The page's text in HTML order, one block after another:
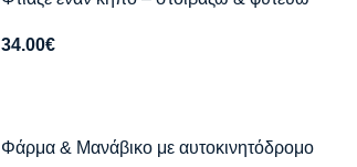
34.00€
Φάρμα & Μανάβικο με αυτοκινητόδρομο